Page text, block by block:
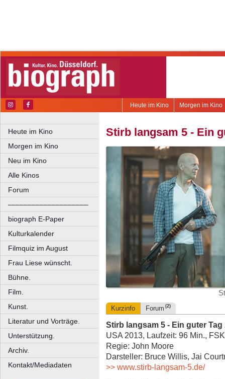
Morgen im Kino
Heute im Kino
Heute im Kino
Morgen im Kino
Neu im Kino
Alle Kinos
Forum
––––––––––––––––––––
biograph E-Paper
Kulturkalender
Filmquiz im August
Frau Liese wünscht.
Bühne.
Film.
Kunst.
Literatur und Vorträge.
Unterstützung.
Archiv.
Kontakt/Mediadaten
Stirb langsam 5 - Ein
Kurzinfo Forum (2)
Stirb langsam 5 - Ein guter
USA 2013, Laufzeit: 96 Min.,
Regie: John Moore
Darsteller: Bruce Willis, Jai
>> www.stirb-langsam-5.de/